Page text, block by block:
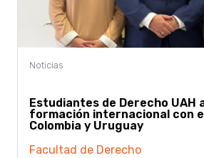
Estudiantes de Derecho UAH
formación internacional con
Colombia y Uruguay
Facultad de Derecho